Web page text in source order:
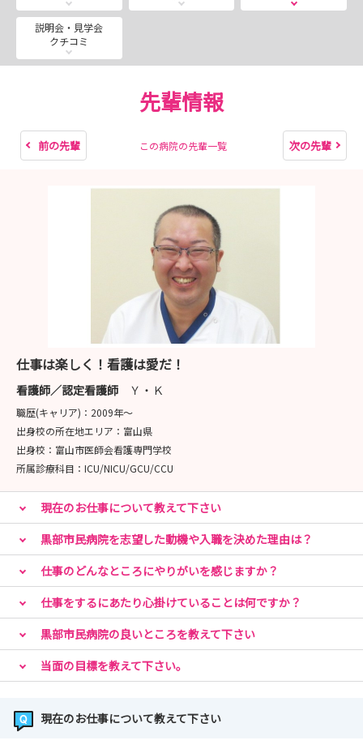
説明会・見学会
クチコミ
先輩情報
前の先輩 この病院の先輩一覧 次の先輩
仕事は楽しく！看護は愛だ！
看護師／認定看護師 Ｙ・Ｋ
職歴(キャリア)： 2009年〜
出身校の所在地エリア： 富山県
出身校： 富山市医師会看護専門学校
所属診療科目： ICU/NICU/GCU/CCU
現在のお仕事について教えて下さい
黒部市民病院を志望した動機や入職を決めた理由は？
仕事のどんなところにやりがいを感じますか？
仕事をするにあたり心掛けていることは何ですか？
黒部市民病院の良いところを教えて下さい
当面の目標を教えて下さい。
現在のお仕事について教えて下さい